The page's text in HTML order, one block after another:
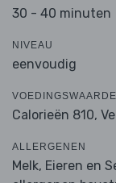
30 - 40 minuten
NIVEAU
eenvoudig
Calorieën 810,
ALLERGENEN
Melk, Eieren en